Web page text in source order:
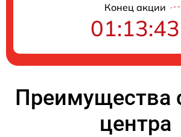
Конец акции
01:13:42
Преимущества
центра